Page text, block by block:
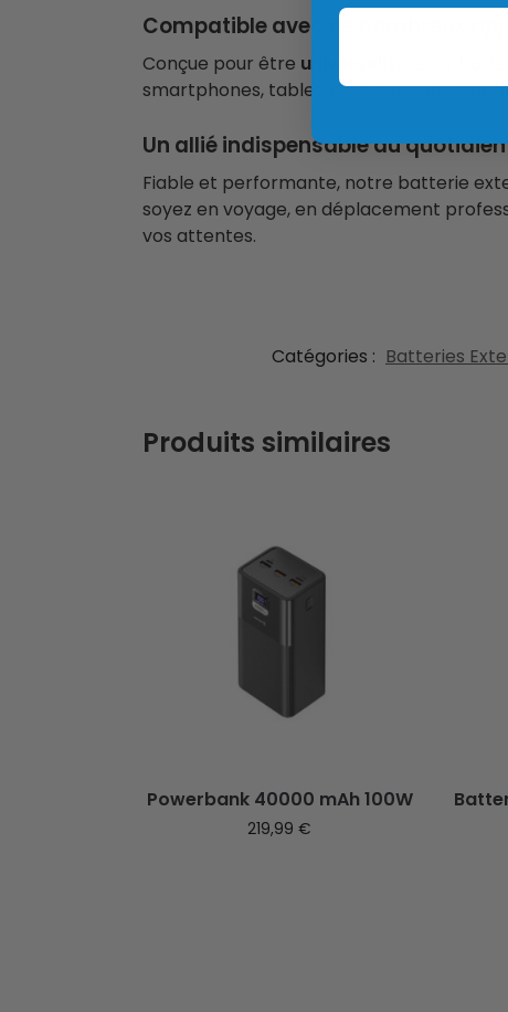
Compatible avec de nombreux
Conçue pour être universelle
, cette
smartphones, tablettes, écouteurs sans
Un allié indispensable au quotidien
Fiable et performante, notre batterie
soyez en voyage, en déplacement
vos attentes.
Catégories : Batteries
Produits similaires
Powerbank 40000 mAh 100W
219,99€